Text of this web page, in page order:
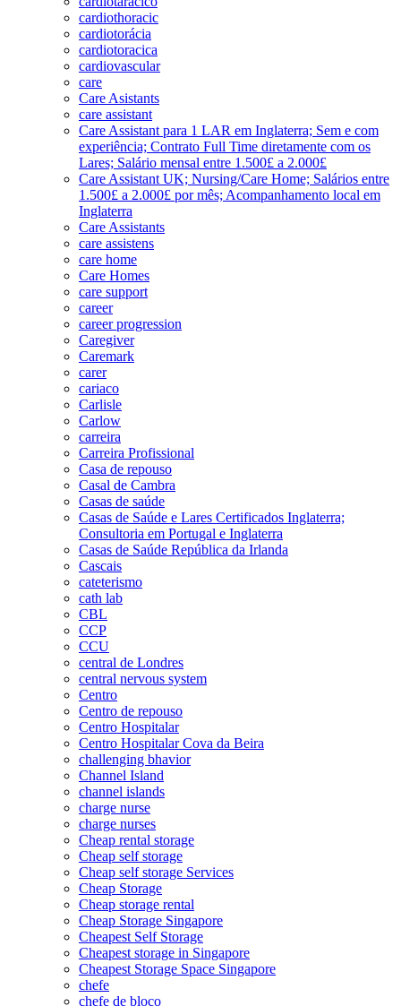
cardiothoracic
cardiotorácia
cardiotoracica
cardiovascular
care
Care Asistants
care assistant
Care Assistant para 1 LAR em Inglaterra; Sem e com
experiência; Contrato Full Time diretamente com os
Lares; Salário mensal entre 1.500£ a 2.000£
Care Assistant UK; Nursing/Care Home; Salários entre
1.500£ a 2.000£ por mês; Acompanhamento local em
Inglaterra
Care Assistants
care assistens
care home
Care Homes
care support
career
career progression
Caregiver
Caremark
carer
cariaco
Carlisle
Carlow
carreira
Carreira Profissional
Casa de repouso
Casal de Cambra
Casas de saúde
Casas de Saúde e Lares Certificados Inglaterra;
Consultoria em Portugal e Inglaterra
Casas de Saúde República da Irlanda
Cascais
cateterismo
cath lab
CBL
CCP
CCU
central de Londres
central nervous system
Centro
Centro de repouso
Centro Hospitalar
Centro Hospitalar Cova da Beira
challenging bhavior
Channel Island
channel islands
charge nurse
charge nurses
Cheap rental storage
Cheap self storage
Cheap self storage Services
Cheap Storage
Cheap storage rental
Cheap Storage Singapore
Cheapest Self Storage
Cheapest storage in Singapore
Cheapest Storage Space Singapore
chefe
chefe de bloco